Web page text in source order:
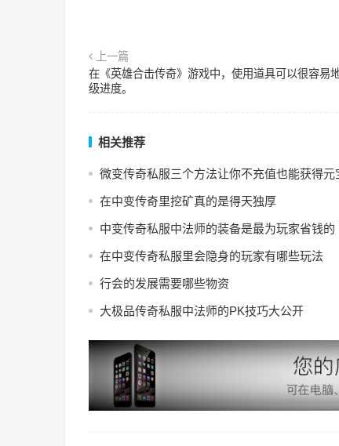
上一篇
在《英雄合击传奇》游戏中，使用道具可以很容易
级进度。
相关推荐
微变传奇私服三个方法让你不充值也能获得元
在中变传奇里挖矿真的是得天独厚
中变传奇私服中法师的装备是最为玩家省钱的
在中变传奇私服里会隐身的玩家有哪些玩法
行会的发展需要哪些物资
大极品传奇私服中法师的PK技巧大公开